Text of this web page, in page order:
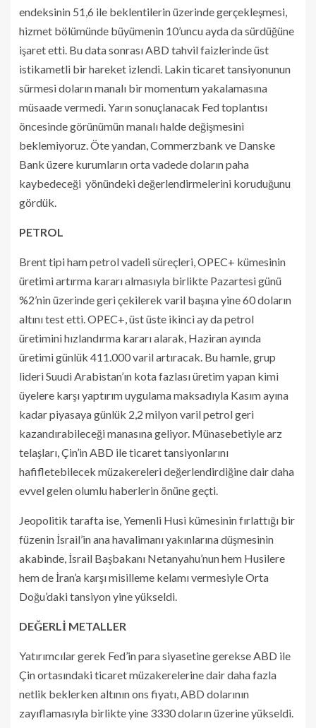
endeksinin 51,6 ile beklentilerin üzerinde gerçekleşmesi,
hizmet bölümünde büyümenin 10’uncu ayda da sürdüğüne
işaret etti. Bu data sonrası ABD tahvil faizlerinde üst
istikametli bir hareket izlendi. Lakin ticaret tansiyonunun
sürmesi doların manalı bir momentum yakalamasına
müsaade vermedi. Yarın sonuçlanacak Fed toplantısı
öncesinde görünümün manalı halde değişmesini
beklemiyoruz. Öte yandan, Commerzbank ve Danske
Bank üzere kurumların orta vadede doların paha
kaybedeceği yönündeki değerlendirmelerini koruduğunu
gördük.
PETROL
Brent tipi ham petrol vadeli süreçleri, OPEC+ kümesinin
üretimi artırma kararı almasıyla birlikte Pazartesi günü
%2’nin üzerinde geri çekilerek varil başına yine 60 doların
altını test etti. OPEC+, üst üste ikinci ay da petrol
üretimini hızlandırma kararı alarak, Haziran ayında
üretimi günlük 411.000 varil artıracak. Bu hamle, grup
lideri Suudi Arabistan’ın kota fazlası üretim yapan kimi
üyelere karşı yaptırım uygulama maksadıyla Kasım ayına
kadar piyasaya günlük 2,2 milyon varil petrol geri
kazandırabileceği manasına geliyor. Münasebetiyle arz
telaşları, Çin’in ABD ile ticaret tansiyonlarını
hafifletebilecek müzakereleri değerlendirdiğine dair daha
evvel gelen olumlu haberlerin önüne geçti.
Jeopolitik tarafta ise, Yemenli Husi kümesinin fırlattığı bir
füzenin İsrail’in ana havalimanı yakınlarına düşmesinin
akabinde, İsrail Başbakanı Netanyahu’nun hem Husilere
hem de İran’a karşı misilleme kelamı vermesiyle Orta
Doğu’daki tansiyon yine yükseldi.
DEĞERLİ METALLER
Yatırımcılar gerek Fed’in para siyasetine gerekse ABD ile
Çin ortasındaki ticaret müzakerelerine dair daha fazla
netlik beklerken altının ons fiyatı, ABD dolarının
zayıflamasıyla birlikte yine 3330 doların üzerine yükseldi.